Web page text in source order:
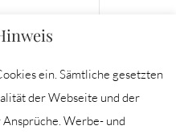
ein. Sämtliche gesetzten
der Webseite und der
Werbe- und